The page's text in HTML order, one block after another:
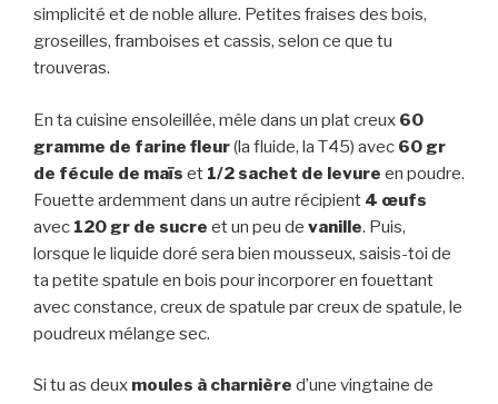
simplicité et de noble allure. Petites fraises des bois,
groseilles, framboises et cassis, selon ce que tu
trouveras.
En ta cuisine ensoleillée, mêle dans un plat creux 60
gramme de farine fleur(la fluide, la T45) avec 60 gr
de fécule de maïs et 1/2 sachet de levure en poudre.
Fouette ardemment dans un autre récipient 4 œufs
avec 120 gr de sucre et un peu de vanille. Puis,
lorsque le liquide doré sera bien mousseux, saisis-toi de
ta petite spatule en bois pour incorporer en fouettant
avec constance, creux de spatule par creux de spatule, le
poudreux mélange sec.
Si tu as deux moules à charnière d’une vingtaine de